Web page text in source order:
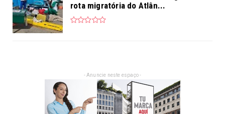
rota migratória do Atlân...
- Anuncie neste espaço -